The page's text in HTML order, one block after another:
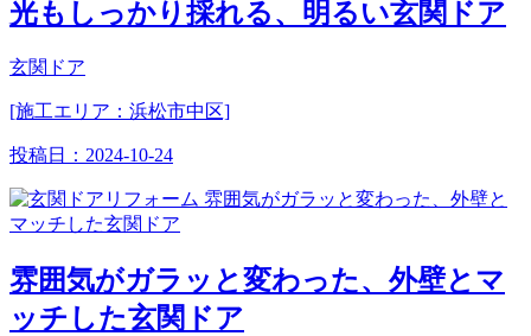
光もしっかり採れる、明るい玄関ドア
玄関ドア
[施工エリア：浜松市中区]
投稿日： 2024-10-24
雰囲気がガラッと変わった、外壁とマ
ッチした玄関ドア